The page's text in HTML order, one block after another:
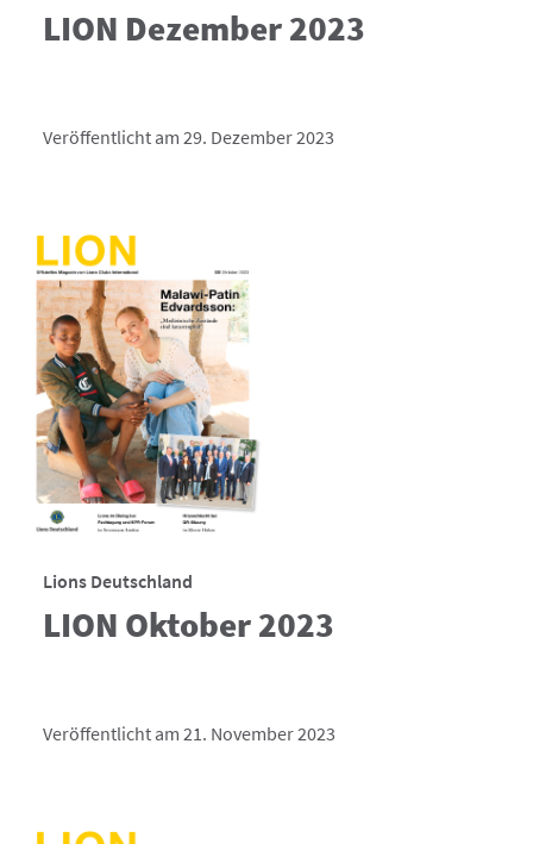
LION Dezember 2023
Veröffentlicht am 29. Dezember 2023
Lions Deutschland
LION Oktober 2023
Veröffentlicht am 21. November 2023